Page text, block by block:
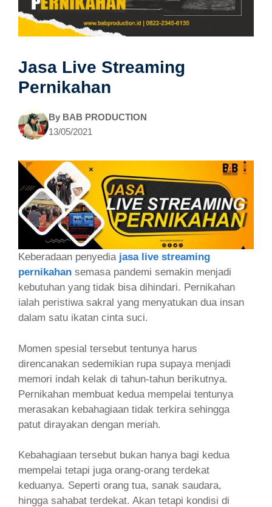
Jasa Live Streaming
Pernikahan
By BAB PRODUCTION
13/05/2021
Keberadaan penyedia jasa live streaming
pernikahan semasa pandemi semakin menjadi
kebutuhan yang tidak bisa dihindari. Pernikahan
ialah peristiwa sakral yang menyatukan dua insan
dalam satu ikatan cinta suci.
Momen spesial tersebut tentunya harus
direncanakan sedemikian rupa supaya menjadi
memori indah kelak di tahun-tahun berikutnya.
Pernikahan membuat kedua mempelai tentunya
merasakan kebahagiaan tidak terkira sehingga
patut dirayakan dengan meriah.
Kebahagiaan tersebut bukan hanya bagi kedua
mempelai tetapi juga orang-orang terdekat
keduanya. Seperti orang tua, sanak saudara,
hingga sahabat terdekat. Akan tetapi kondisi di